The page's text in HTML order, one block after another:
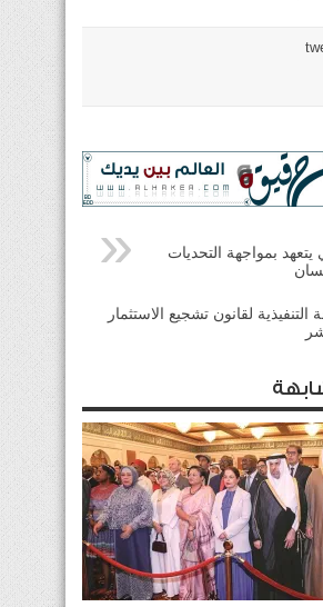
يتعهد بمواجهة التحديات
التنفيذية لقانون تشجيع الاستثمار